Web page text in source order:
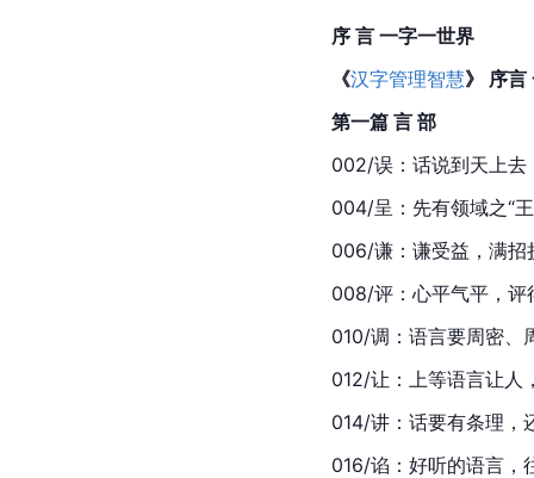
序 言 一字一世界
《汉字管理智慧》 序言
第一篇 言 部
002/误：话说到天上去
004/呈：先有领域之“
006/谦：谦受益，满招
008/评：心平气平，评
010/调：语言要周密、
012/让：上等语言让人
014/讲：话要有条理，
016/谄：好听的语言，